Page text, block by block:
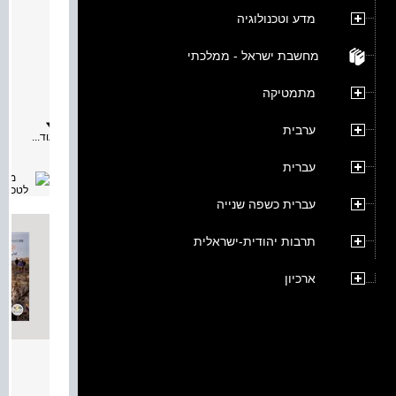
מדע וטכנולוגיה
מחשבת ישראל - ממלכתי
מתמטיקה
ערבית
עברית
עברית כשפה שנייה
תרבות יהודית-ישראלית
ארכיון
والكرة
الكرة
في
الفضاء،
عمليّات
تصمم
مناظر
العالم
עוד...